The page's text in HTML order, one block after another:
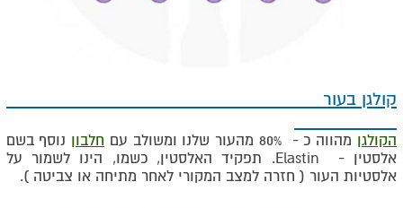
קולגן בעור
הקולגן מהווה כ - 80% מהעור שלנו ומשולב עם חלבון נוסף בשם
אלסטין - Elastin. תפקיד האלסטין, כשמו, הינו לשמור על
אלסטיות העור ( חזרה למצב המקורי לאחר מתיחה או צביטה ).